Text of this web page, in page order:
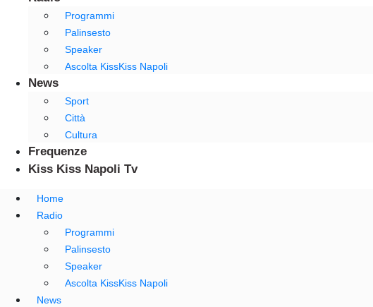
Programmi
Palinsesto
Speaker
Ascolta KissKiss Napoli
News
Sport
Città
Cultura
Frequenze
Kiss Kiss Napoli Tv
Home
Radio
Programmi
Palinsesto
Speaker
Ascolta KissKiss Napoli
News